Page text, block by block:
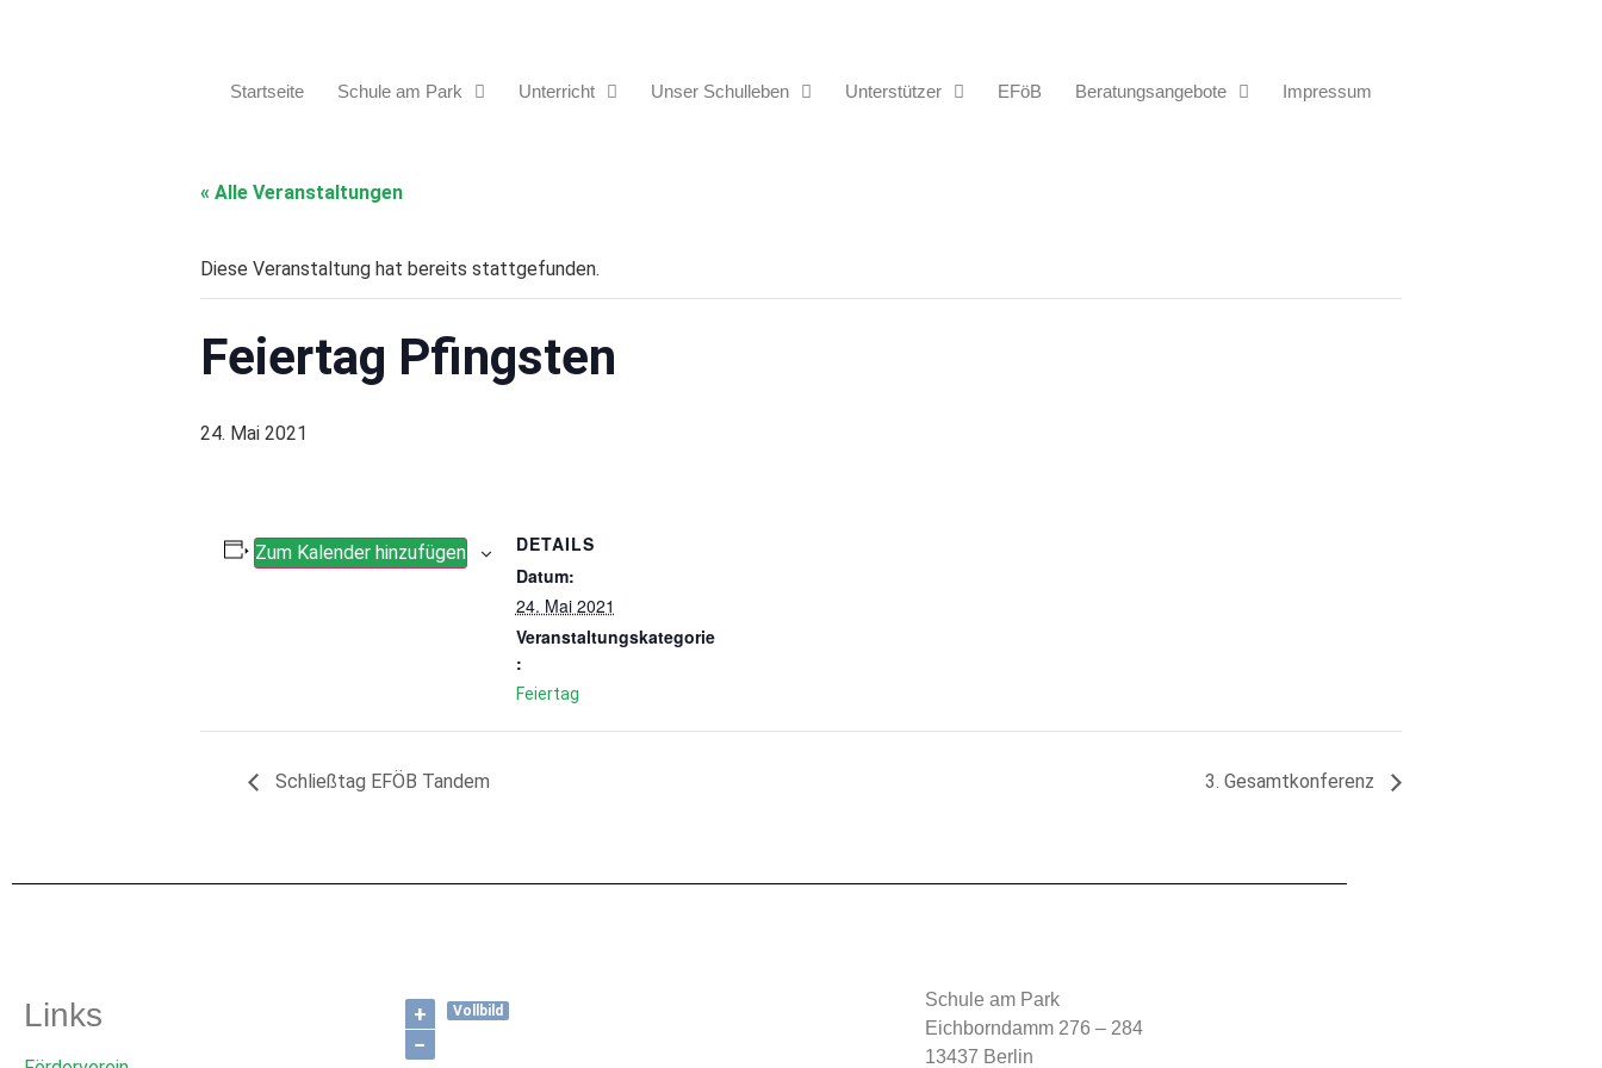
Startseite Schule am Park Unterricht Unser Schulleben Unterstützer EFöB Beratungsangebote Impressum
« Alle Veranstaltungen
Diese Veranstaltung hat bereits stattgefunden.
Feiertag Pfingsten
24. Mai 2021
Zum Kalender hinzufügen
DETAILS
Datum:
24. Mai 2021
Veranstaltungskategorie
:
Feiertag
Schließtag EFÖB Tandem 3. Gesamtkonferenz
Links
+
−
Vollbild
Schule am Park
Eichborndamm 276 – 284
13437 Berlin